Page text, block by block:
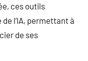
ces outils
l’IA, permettant à
de ses